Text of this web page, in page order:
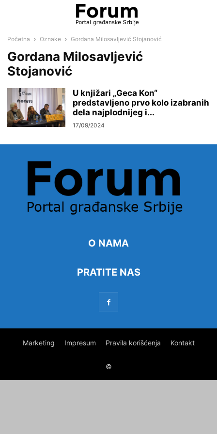
Početna Oznake Gordana Milosavljević Stojanović
Gordana Milosavljević
Stojanović
U knjižari „Geca Kon“
predstavljeno prvo kolo izabranih
dela najplodnijeg i...
17/09/2024
O NAMA
PRATITE NAS
Marketing Impresum Pravila korišćenja Kontakt
©